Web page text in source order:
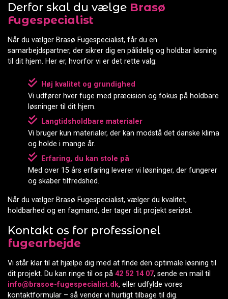
Derfor skal du vælge Brasø
Fugespecialist
Når du vælger Brasø Fugespecialist, får du en
samarbejdspartner, der sikrer dig en pålidelig og holdbar løsning
til dit hjem. Her er, hvorfor vi er det rette valg:
Høj kvalitet og grundighed
Vi udfører hver fuge med præcision og fokus på holdbare
løsninger til dit hjem.
Langtidsholdbare materialer
Vi bruger kun materialer, der kan modstå det danske klima
og holde i mange år.
Erfaring, du kan stole på
Med over 15 års erfaring leverer vi løsninger, der fungerer
og skaber tilfredshed.
Når du vælger Brasø Fugespecialist, vælger du kvalitet,
holdbarhed og en fagmand, der tager dit projekt seriøst.
Kontakt os for professionel
fugearbejde
Vi står klar til at hjælpe dig med at finde den optimale løsning til
dit projekt. Du kan ringe til os på 42 52 14 07, sende en mail til
info@brasoe-fugespecialist.dk, eller udfylde vores
kontaktformular – så vender vi hurtigt tilbage til dig.